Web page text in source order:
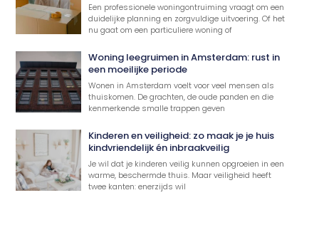
Een professionele woningontruiming vraagt om een
duidelijke planning en zorgvuldige uitvoering. Of het
nu gaat om een particuliere woning of
Woning leegruimen in Amsterdam: rust in
een moeilijke periode
Wonen in Amsterdam voelt voor veel mensen als
thuiskomen. De grachten, de oude panden en die
kenmerkende smalle trappen geven
Kinderen en veiligheid: zo maak je je huis
kindvriendelijk én inbraakveilig
Je wil dat je kinderen veilig kunnen opgroeien in een
warme, beschermde thuis. Maar veiligheid heeft
twee kanten: enerzijds wil